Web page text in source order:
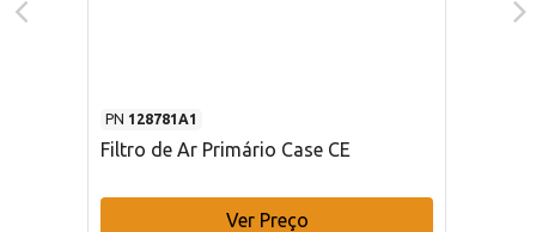
PN 128781A1
Filtro de Ar Primário Case CE
Ver Preço